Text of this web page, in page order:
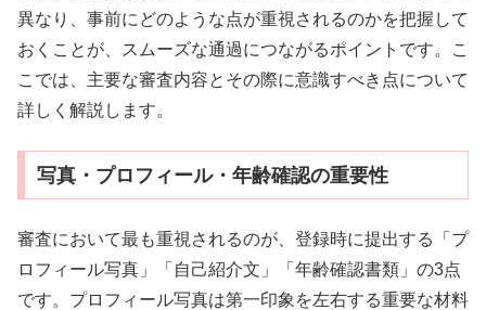
異なり、事前にどのような点が重視されるのかを把握して
おくことが、スムーズな通過につながるポイントです。こ
こでは、主要な審査内容とその際に意識すべき点について
詳しく解説します。
写真・プロフィール・年齢確認の重要性
審査において最も重視されるのが、登録時に提出する「プ
ロフィール写真」「自己紹介文」「年齢確認書類」の3点
です。プロフィール写真は第一印象を左右する重要な材料